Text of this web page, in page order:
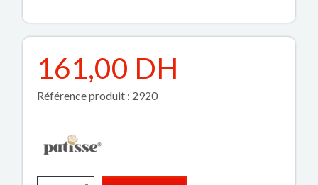
161,00 DH
Référence produit : 2920